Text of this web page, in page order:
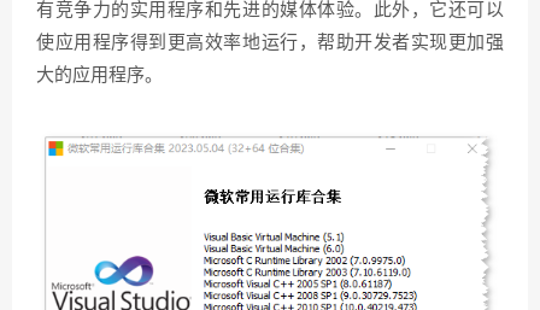
有竞争力的实用程序和先进的媒体体验。此外，它还可以
使应用程序得到更高效率地运行，帮助开发者实现更加强
大的应用程序。